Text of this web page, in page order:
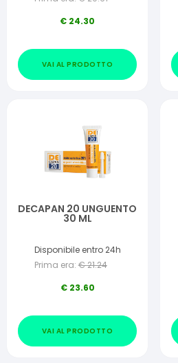
€ 24.30
VAI AL PRODOTTO
DECAPAN 20 UNGUENTO
30 ML
Disponibile entro 24h
Prima era: €21.24
€ 23.60
VAI AL PRODOTTO